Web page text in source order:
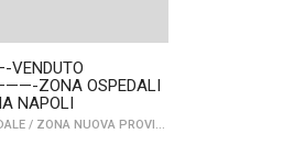
ZONA OSPEDALI
NAPOLI
/ ZONA NUOVA PROVINCIA